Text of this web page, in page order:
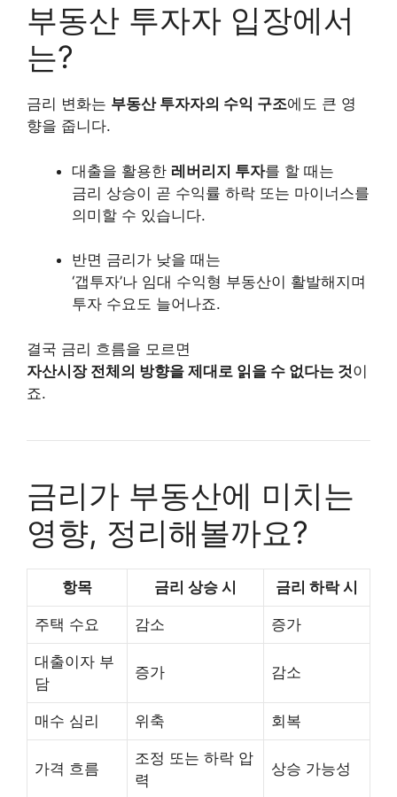
부동산 투자자 입장에서
는?
금리 변화는 부동산 투자자의 수익 구조에도 큰 영
향을 줍니다.
대출을 활용한 레버리지 투자를 할 때는
금리 상승이 곧 수익률 하락 또는 마이너스를
의미할 수 있습니다.
반면 금리가 낮을 때는
‘갭투자’나 임대 수익형 부동산이 활발해지며
투자 수요도 늘어나죠.
결국 금리 흐름을 모르면
자산시장 전체의 방향을 제대로 읽을 수 없다는 것이
죠.
금리가 부동산에 미치는
영향, 정리해볼까요?
항목 금리 상승 시 금리 하락 시
주택 수요 감소 증가
대출이자 부
담
증가 감소
매수 심리 위축 회복
가격 흐름
조정 또는 하락 압
력
상승 가능성